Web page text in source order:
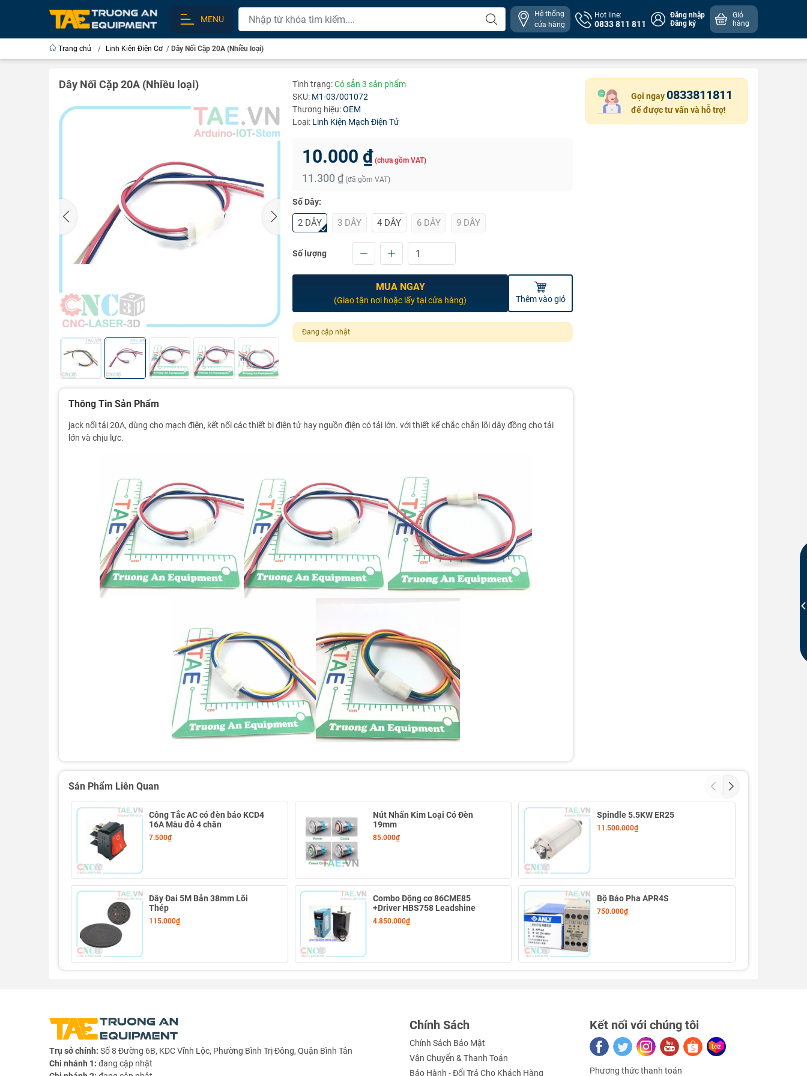
MENU
Hệ thống
cửa hàng
Hot line:
0833 811 811
Đăng nhập
Đăng ký
Giỏ
hàng
Trang chủ / Linh Kiện Điện Cơ / Dây Nối Cặp 20A (Nhiều loại)
Dây Nối Cặp 20A (Nhiều loại) Tình trạng:Có sẵn 3 sản phẩm
SKU: M1-03/001072
Thương hiệu:OEM
Loại: Linh Kiện Mạch Điện Tử
10.000 ₫ (chưa gồm VAT)
11.300 ₫ (đã gồm VAT)
Số Dây:
2 DÂY 3 DÂY 4 DÂY 6 DÂY 9 DÂY
Số lượng
MUA NGAY
(Giao tận nơi hoặc lấy tại cửa hàng) Thêm vào giỏ
Đang cập nhật
Gọi ngay 0833811811
để được tư vấn và hỗ trợ!
Thông Tin Sản Phẩm
jack nối tải 20A, dùng cho mạch điện, kết nối các thiết bị điện tử hay nguồn điện có tải lớn. với thiết kế chắc chắn lõi dây đồng cho tải
lớn và chịu lực.
Sản Phẩm Liên Quan
Công Tắc AC có đèn báo KCD4
16A Màu đỏ 4 chân
7.500₫
Nút Nhấn Kim Loại Có Đèn
19mm
85.000₫
Spindle 5.5KW ER25
11.500.000₫
Dây Đai 5M Bản 38mm Lõi
Thép
115.000₫
Combo Động cơ 86CME85
+Driver HBS758 Leadshine
4.850.000₫
Bộ Báo Pha APR4S
750.000₫
Trụ sở chính: Số 8 Đường 6B, KDC Vĩnh Lộc, Phường Bình Trị Đông, Quận Bình Tân
Chi nhánh 1: đang cập nhật
Chính Sách
Chính Sách Bảo Mật
Vận Chuyển & Thanh Toán
Bảo Hành - Đổi Trả Cho Khách Hàng
Kết nối với chúng tôi
Phương thức thanh toán